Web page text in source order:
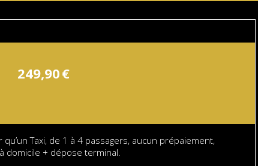
249,90€
Taxi, de 1 à 4 passagers, aucun prépaiement,
domicile + dépose terminal.